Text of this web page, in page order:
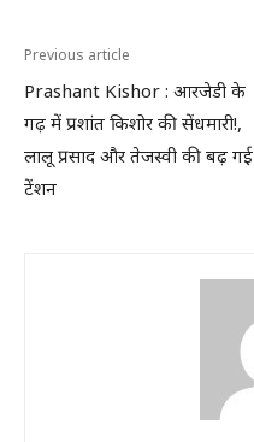
Previous article
Prashant Kishor : आरजेडी के
गढ़ में प्रशांत किशोर की सेंधमारी!,
लालू प्रसाद और तेजस्वी की बढ़ गई
टेंशन